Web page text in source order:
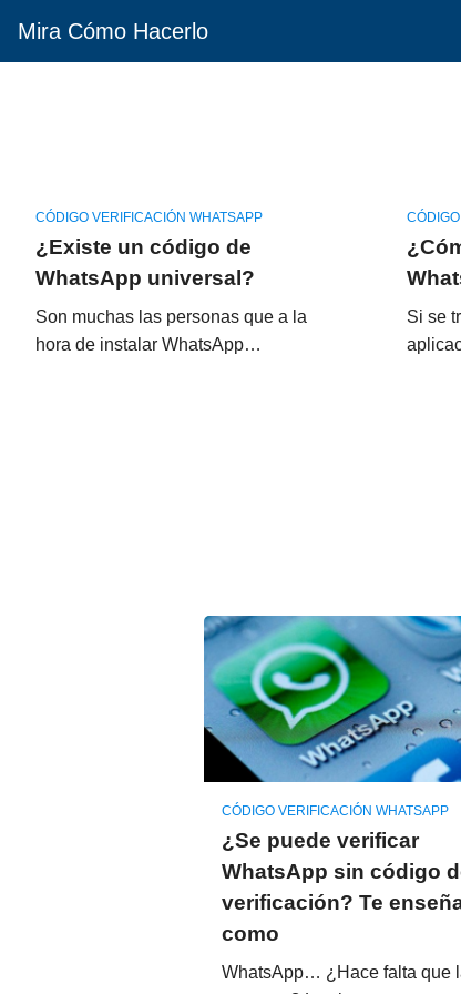
Mira Cómo Hacerlo
CÓDIGO VERIFICACIÓN WHATSAPP
¿Existe un código de
WhatsApp universal?
Son muchas las personas que a la
hora de instalar WhatsApp…
Si se
CÓDIGO VERIFICACIÓN WHATSAPP
¿Se puede verificar
WhatsApp sin código
verificación? Te
como
WhatsApp… ¿Hace falta que